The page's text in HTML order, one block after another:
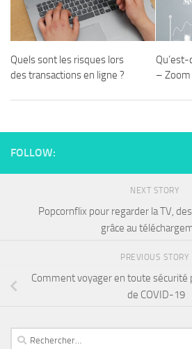
Quels sont les risques lors
des transactions en ligne ?
–
FOLLOW:
NEXT STORY
Popcornflix pour regarder la TV,
grâce au
PREVIOUS STORY
Comment voyager en toute sécurité
de COVID-19